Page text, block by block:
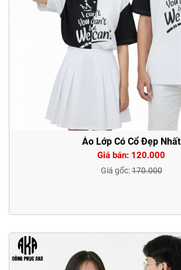
Áo Lớp Có Cổ Đẹp Nhất
Giá bán: 120.000
Giá gốc:170.000